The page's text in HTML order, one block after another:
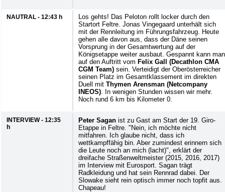
NAUTRAL - 12:43 h
Los gehts! Das Peloton rollt locker durch den
Startort Feltre. Jonas Vingegaard unterhält sich
mit der Rennleitung im Führungsfahrzeug. Heute
gehen alle davon aus, dass der Däne seinen
Vorsprung in der Gesamtwertung auf der
Königsetappe weiter ausbaut. Gespannt kann man
auf den Auftritt vom Felix Gall (Decathlon CMA
CGM Team) sein. Verteidigt der Oberösterreicher
seinen Platz im Gesamtklassement im direkten
Duell mit Thymen Arensman (Netcompany
INEOS) . In wenigen Stunden wissen wir mehr.
Noch rund 6 km bis Kilometer 0.
INTERVIEW - 12:35
h
Peter Sagan ist zu Gast am Start der 19. Giro-
Etappe in Feltre. "Nein, ich möchte nicht
mitfahren. Ich glaube nicht, dass ich
wettkampffähig bin. Aber zumindest erinnern sich
die Leute noch an mich (lacht)", erklärt der
dreifache Straßenweltmeister (2015, 2016, 2017)
im Interview mit Eurosport. Sagan trägt
Radkleidung und hat sein Rennrad dabei. Der
Slowake sieht rein optisch immer noch topfit aus.
Chapeau!